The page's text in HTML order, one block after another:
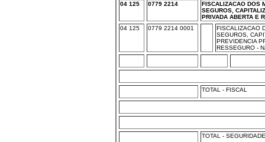
04 125 0779 2214
FISCALIZACAO DOS
SEGUROS,
PRIVADA ABERTA E
04 125
0779 2214 0001
FISCALIZACAO
SEGUROS,
PREVIDENCIA
RESSEGURO -
TOTAL - FISCAL
TOTAL - SEGURIDADE